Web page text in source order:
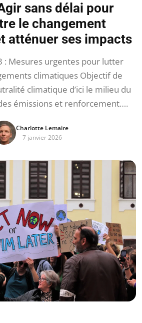
sans délai pour
le changement
atténuer ses impacts
: Mesures urgentes pour lutter
climatiques Objectif de
climatique d’ici le milieu du
émissions et renforcement….
Charlotte Lemaire
7 janvier 2026